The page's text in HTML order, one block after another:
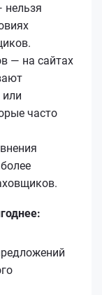
нельзя
— на сайтах
часто